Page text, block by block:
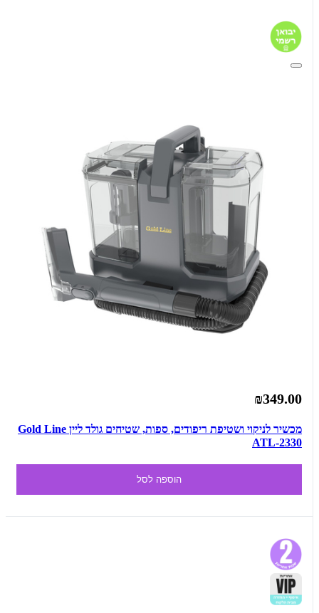
₪349.00
מכשיר לניקוי ושטיפת ריפודים, ספות, שטיחים גולד ליין Gold Line
ATL-2330
הוספה לסל